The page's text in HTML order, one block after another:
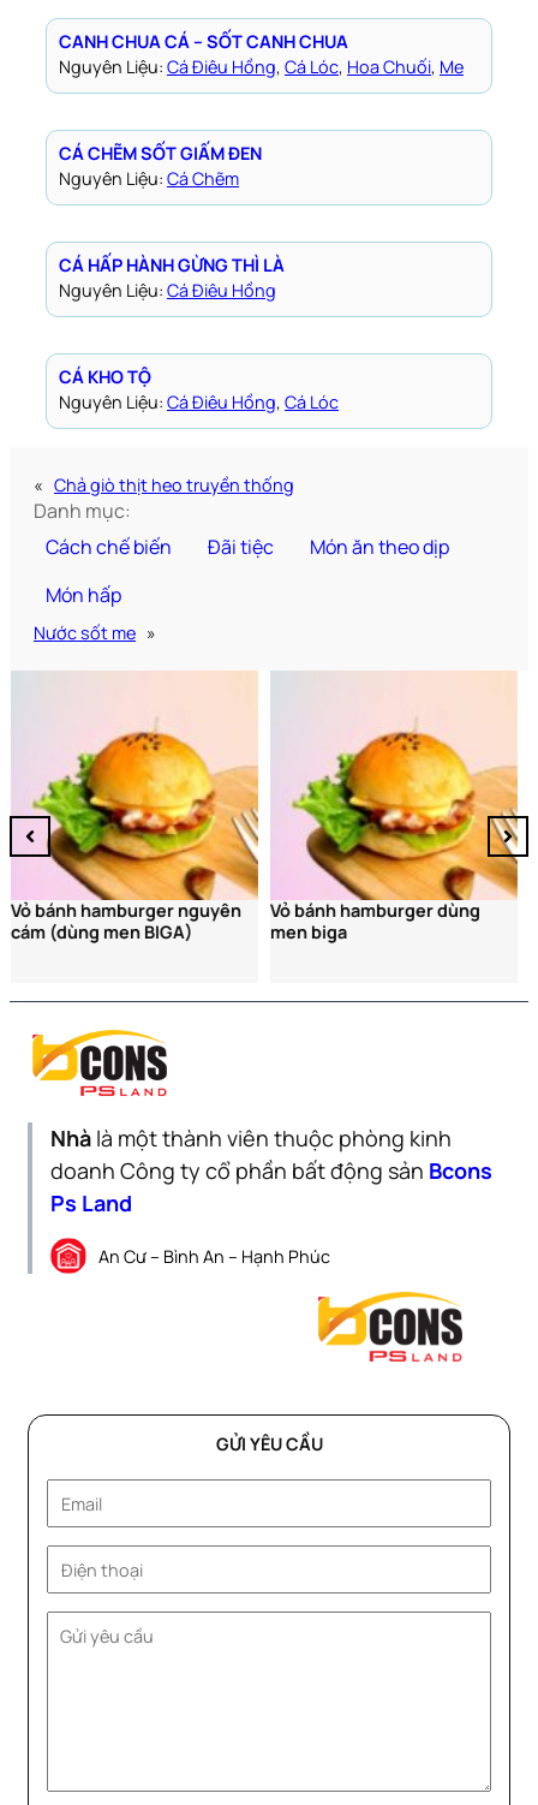
CANH CHUA CÁ – SỐT CANH CHUA
Nguyên Liệu: Cá Điêu Hồng, Cá Lóc, Hoa Chuối, Me
CÁ CHẼM SỐT GIẤM ĐEN
Nguyên Liệu: Cá Chẽm
CÁ HẤP HÀNH GỪNG THÌ LÀ
Nguyên Liệu: Cá Điêu Hồng
CÁ KHO TỘ
Nguyên Liệu: Cá Điêu Hồng, Cá Lóc
« Chả giò thịt heo truyền thống
Danh mục:
Cách chế biến
Đãi tiệc
Món ăn theo dịp
Món hấp
Nước sốt me »
Vỏ bánh hamburger dùng
men biga
Nhà là một thành viên thuộc phòng kinh
doanh Công ty cổ phần bất động sản Bcons
Ps Land
An Cư – Bình An – Hạnh Phúc
GỬI YÊU CẦU